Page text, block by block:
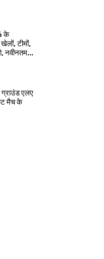
के
टीमों,
नवीनतम...
ग्राउंड एलए
मैच के